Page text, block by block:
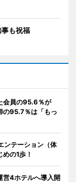
も祝福
会員の95.6％が
の95.7％は「もっ
ンテーション（体
の1歩！
営4ホテルへ導入開